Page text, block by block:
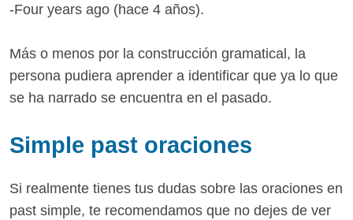
-Four years ago (hace 4 años).
Más o menos por la construcción gramatical, la
persona pudiera aprender a identificar que ya lo que
se ha narrado se encuentra en el pasado.
Simple past oraciones
Si realmente tienes tus dudas sobre las oraciones en
past simple, te recomendamos que no dejes de ver